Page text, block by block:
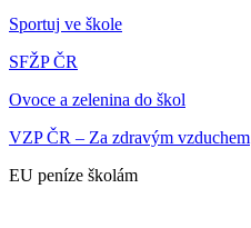
Sportuj ve škole
SFŽP ČR
Ovoce a zelenina do škol
VZP ČR – Za zdravým vzduchem
EU peníze školám